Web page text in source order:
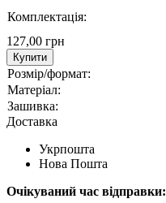
Комплектація:
127,00 грн
Купити
Розмір/формат:
Матеріал:
Зашивка:
Доставка
Укрпошта
Нова Пошта
Очікуваний час відправки: